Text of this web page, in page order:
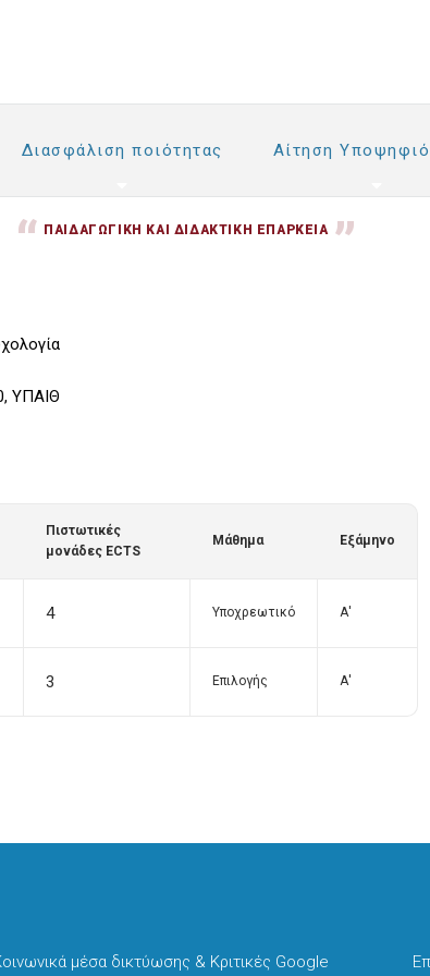
Διασφάλιση ποιότητας Αίτηση
ΠΑΙΔΑΓΩΓΙΚΉ ΚΑΙ ΔΙΔΑΚΤΙΚΉ ΕΠΆΡΚΕΙΑ
ΥΠΑΙΘ
Πιστωτικές
μονάδες ECTS
Μάθημα Εξάμηνο
4 Υποχρεωτικό Α'
3 Επιλογής Α'
μέσα δικτύωσης & Κριτικές Google